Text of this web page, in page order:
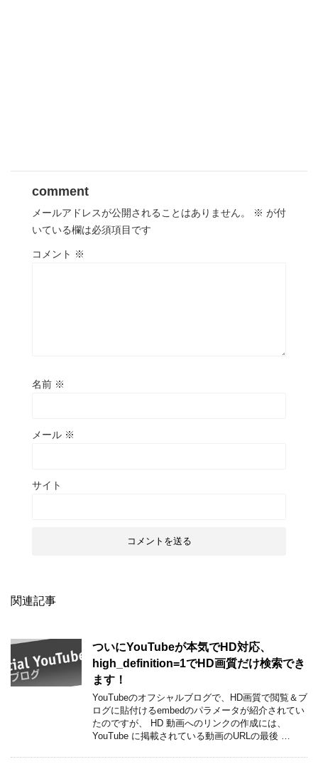
comment
メールアドレスが公開されることはありません。 ※ が付
いている欄は必須項目です
コメント ※
名前 ※
メール ※
サイト
関連記事
ついにYouTubeが本気でHD対応、
high_definition=1でHD画質だけ検索でき
ます！
YouTubeのオフシャルブログで、HD画質で閲覧＆ブ
ログに貼付けるembedのパラメータが紹介されてい
たのですが、 HD 動画へのリンクの作成には、
YouTube に掲載されている動画のURLの最後 …